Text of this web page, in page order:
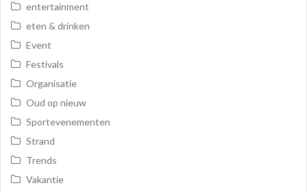
entertainment
eten & drinken
Event
Festivals
Organisatie
Oud op nieuw
Sportevenementen
Strand
Trends
Vakantie